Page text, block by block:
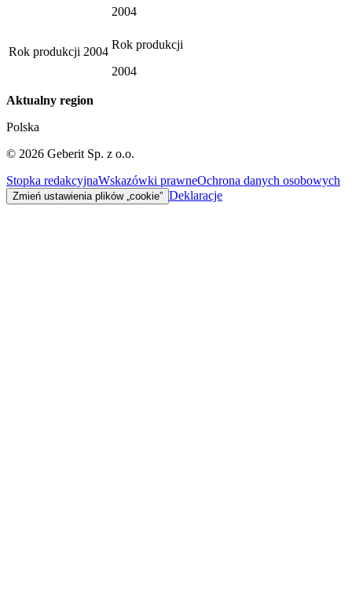
2004
Rok produkcji 2004
Rok produkcji
2004
Aktualny region
Polska
© 2026 Geberit Sp. z o.o.
Stopka redakcyjnaWskazówki prawneOchrona danych osobowych
Zmień ustawienia plików „cookie” Deklaracje